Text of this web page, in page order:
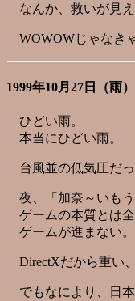
なんか、救いが見え
WOWOWじゃなき
1999年10月27日（雨）
ひどい雨。
本当にひどい雨。
台風並の低気圧だっ
夜、「加奈～いもう
ゲームの本質とは全
ゲームが進まない。
DirectXだから重い
でもなにより、日本